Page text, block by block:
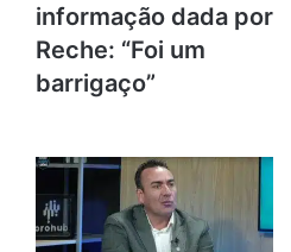
informação dada por
Reche: “Foi um
barrigaço”